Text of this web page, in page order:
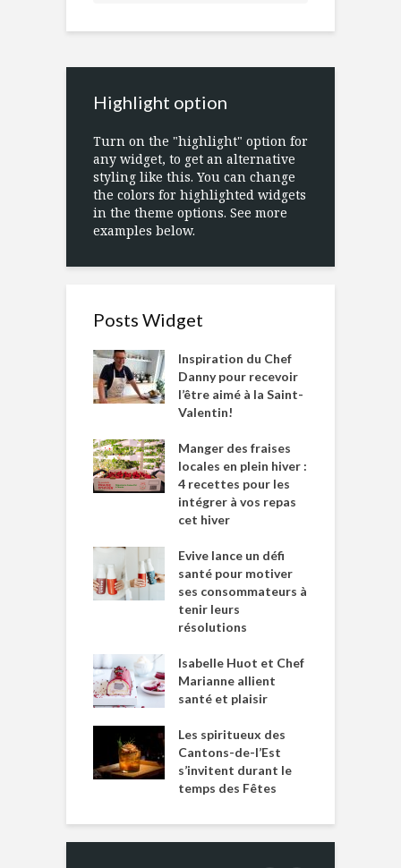
Highlight option
Turn on the "highlight" option for
any widget, to get an alternative
styling like this. You can change
the colors for highlighted widgets
in the theme options. See more
examples below.
Posts Widget
Inspiration du Chef
Danny pour recevoir
l’être aimé à la Saint-
Valentin!
Manger des fraises
locales en plein hiver :
4 recettes pour les
intégrer à vos repas
cet hiver
Evive lance un défi
santé pour motiver
ses consommateurs à
tenir leurs
résolutions
Isabelle Huot et Chef
Marianne allient
santé et plaisir
Les spiritueux des
Cantons-de-l’Est
s’invitent durant le
temps des Fêtes